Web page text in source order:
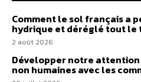
Comment le sol français a
hydrique et déréglé tout
2 août 2026
Développer notre
non humaines avec les